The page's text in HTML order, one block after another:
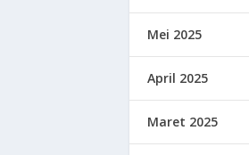
Mei 2025
April 2025
Maret 2025